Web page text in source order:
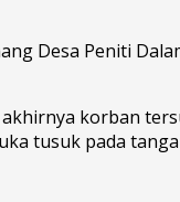
Desa Peniti
korban
tusuk pada